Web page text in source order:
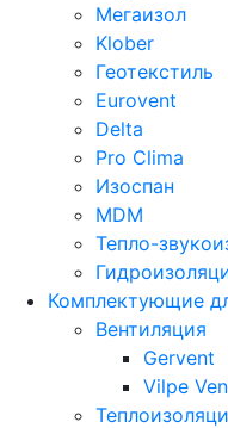
Мегаизол
Klober
Геотекстиль
Eurovent
Delta
Pro Clima
Изоспан
MDM
Тепло-
Комплектующие
Вентиляция
Gervent
Vilpe